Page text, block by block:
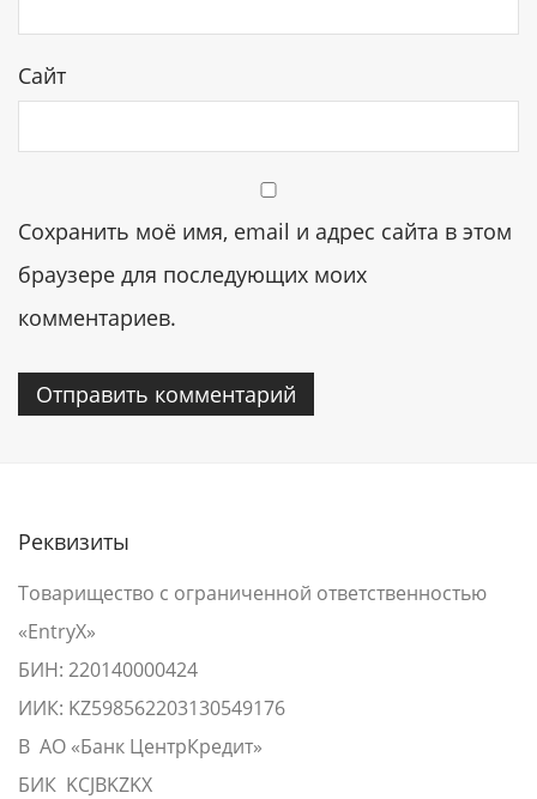
Сайт
Сохранить моё имя, email и адрес сайта в этом
браузере для последующих моих
комментариев.
Реквизиты
Товарищество с ограниченной ответственностью
«EntryX»
БИН: 220140000424
ИИК: KZ598562203130549176
В АО «Банк ЦентрКредит»
БИК KCJBKZKX